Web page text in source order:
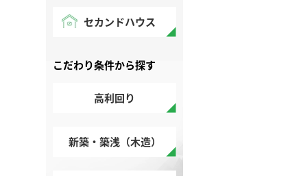
セカンドハウス
こだわり条件から探す
高利回り
新築・築浅（木造）